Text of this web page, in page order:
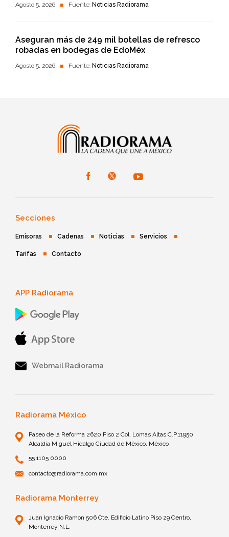
Agosto 5, 2026 Fuente: Noticias Radiorama
Aseguran más de 249 mil botellas de refresco
robadas en bodegas de EdoMéx
Agosto 5, 2026 Fuente: Noticias Radiorama
Secciones
Emisoras Cadenas Noticias Servicios
Tarifas Contacto
APP Radiorama
Webmail Radiorama
Radiorama México
Paseo de la Reforma 2620 Piso 2 Col. Lomas Altas C.P.11950
Alcaldía Miguel Hidalgo Ciudad de México, México
55 1105 0000
contacto@radiorama.com.mx
Radiorama Monterrey
Juan Ignacio Ramon 506 Ote. Edificio Latino Piso 29 Centro,
Monterrey N.L.